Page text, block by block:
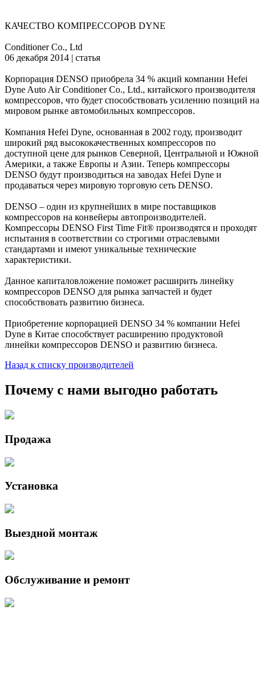
КАЧЕСТВО КОМПРЕССОРОВ DYNE
Conditioner Co., Ltd
06 декабря 2014 | статья
Корпорация DENSO приобрела 34 % акций компании Hefei
Dyne Auto Air Conditioner Co., Ltd., китайского производителя
компрессоров, что будет способствовать усилению позиций на
мировом рынке автомобильных компрессоров.
Компания Hefei Dyne, основанная в 2002 году, производит
широкий ряд высококачественных компрессоров по
доступной цене для рынков Северной, Центральной и Южной
Америки, а также Европы и Азии. Теперь компрессоры
DENSO будут производиться на заводах Hefei Dyne и
продаваться через мировую торговую сеть DENSO.
DENSO – один из крупнейших в мире поставщиков
компрессоров на конвейеры автопроизводителей.
Компрессоры DENSO First Time Fit® производятся и проходят
испытания в соответствии со строгими отраслевыми
стандартами и имеют уникальные технические
характеристики.
Данное капиталовложение поможет расширить линейку
компрессоров DENSO для рынка запчастей и будет
способствовать развитию бизнеса.
Приобретение корпорацией DENSO 34 % компании Hefei
Dyne в Китае способствует расширению продуктовой
линейки компрессоров DENSO и развитию бизнеса.
Назад к списку производителей
Почему с нами выгодно работать
Продажа
Установка
Выездной монтаж
Обслуживание и ремонт